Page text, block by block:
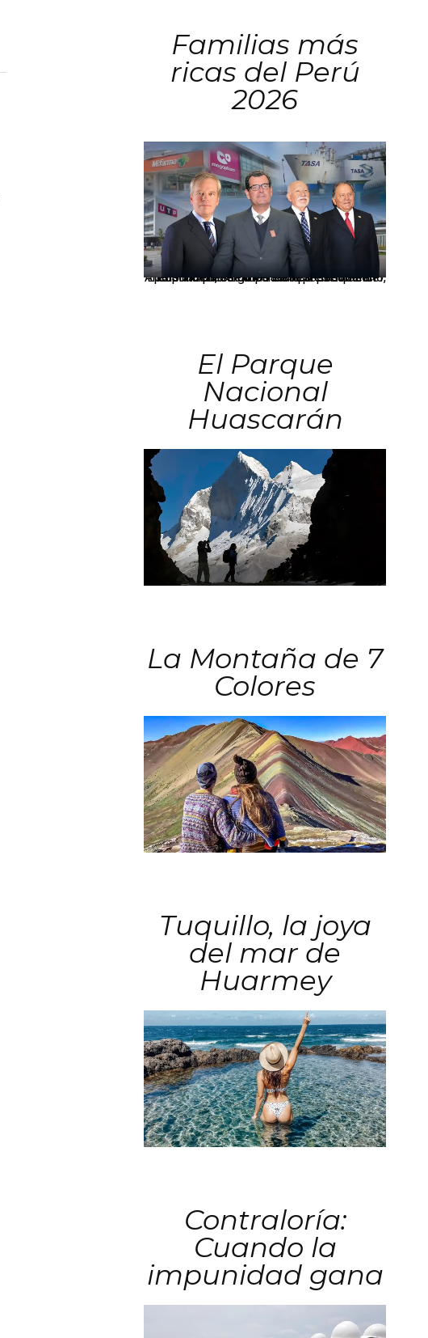
Familias más
ricas del Perú
2026
Los principales grupos empresariales del país mantienen una fuerte presencia en Áncash mediante inversiones en comercio, educación, salud e industria pesquera.
El Parque
Nacional
Huascarán
La Montaña de 7
Colores
Tuquillo, la joya
del mar de
Huarmey
Contraloría:
Cuando la
impunidad gana